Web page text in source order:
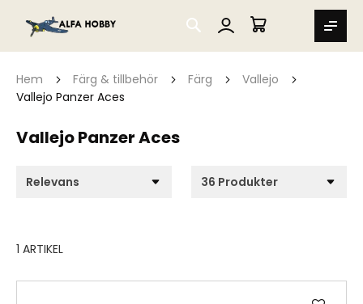
SEARCH
MIN VARUKORG
Hem Färg & tillbehör Färg
Vallejo
Vallejo Panzer Aces
Vallejo Panzer Aces
1 ARTIKEL